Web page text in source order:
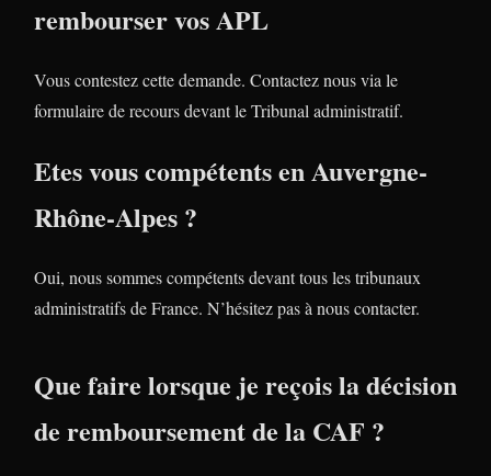
rembourser vos APL
Vous contestez cette demande. Contactez nous via le
formulaire de recours devant le Tribunal administratif.
Etes vous compétents en Auvergne-
Rhône-Alpes ?
Oui, nous sommes compétents devant tous les tribunaux
administratifs de France. N’hésitez pas à nous contacter.
Que faire lorsque je reçois la décision
de remboursement de la CAF ?